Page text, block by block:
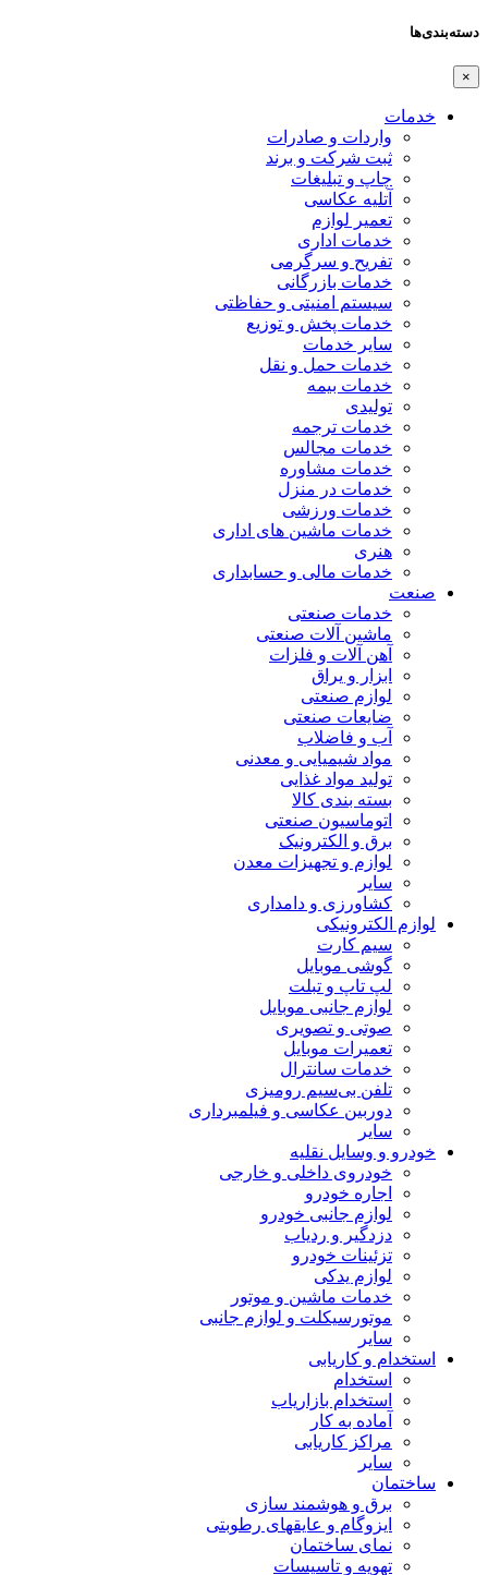
دسته‌بندی‌ها
×
خدمات
واردات و صادرات
ثبت شرکت و برند
چاپ و تبلیغات
آتلیه عکاسی
تعمیر لوازم
خدمات اداری
تفریح و سرگرمی
خدمات بازرگانی
سیستم امنیتی و حفاظتی
خدمات پخش و توزیع
سایر خدمات
خدمات حمل و نقل
خدمات بیمه
تولیدی
خدمات ترجمه
خدمات مجالس
خدمات مشاوره
خدمات در منزل
خدمات ورزشی
خدمات ماشین های اداری
هنری
خدمات مالی و حسابداری
صنعت
خدمات صنعتی
ماشین آلات صنعتی
آهن آلات و فلزات
ابزار و یراق
لوازم صنعتی
ضایعات صنعتی
آب و فاضلاب
مواد شیمیایی و معدنی
تولید مواد غذایی
بسته بندی کالا
اتوماسیون صنعتی
برق و الکترونیک
لوازم و تجهیزات معدن
سایر
کشاورزی و دامداری
لوازم الکترونیکی
سیم کارت
گوشی موبایل
لپ تاپ و تبلت
لوازم جانبی موبایل
صوتی و تصویری
تعمیرات موبایل
خدمات سانترال
تلفن بی‌سیم رومیزی
دوربین عکاسی و فیلمبرداری
سایر
خودرو و وسایل نقلیه
خودروی داخلی و خارجی
اجاره خودرو
لوازم جانبی خودرو
دزدگیر و ردیاب
تزئینات خودرو
لوازم یدکی
خدمات ماشین و موتور
موتورسیکلت و لوازم جانبی
سایر
استخدام و کاریابی
استخدام
استخدام بازاریاب
آماده به کار
مراکز کاریابی
سایر
ساختمان
برق و هوشمند سازی
ایزوگام و عایقهای رطوبتی
نمای ساختمان
تهویه و تاسیسات